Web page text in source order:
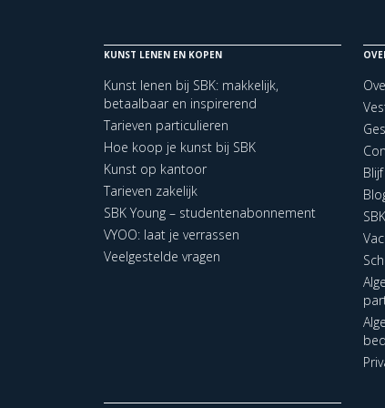
KUNST LENEN EN KOPEN
Kunst lenen bij SBK: makkelijk,
betaalbaar en inspirerend
Tarieven particulieren
Hoe koop je kunst bij SBK
Kunst op kantoor
Tarieven zakelijk
SBK Young – studentenabonnement
VYOO: laat je verrassen
Veelgestelde vragen